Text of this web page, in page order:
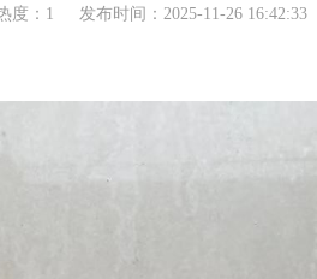
度：1 发布时间：2025-11-26 16:42:33